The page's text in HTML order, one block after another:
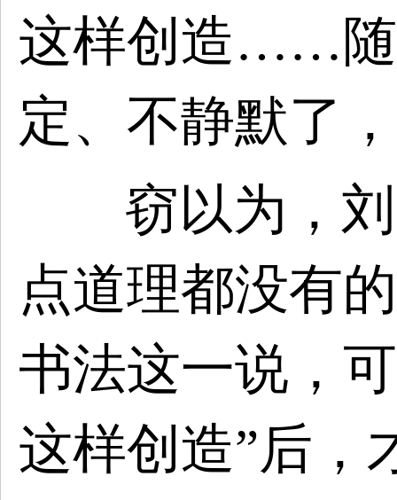
这样创造……随
定、不静默了
窃以为，
点道理都没有
书法这一说，
这样创造”后，